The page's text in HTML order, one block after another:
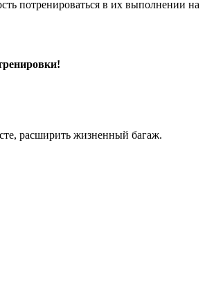
потренироваться в их выполнении на
расширить жизненный багаж.